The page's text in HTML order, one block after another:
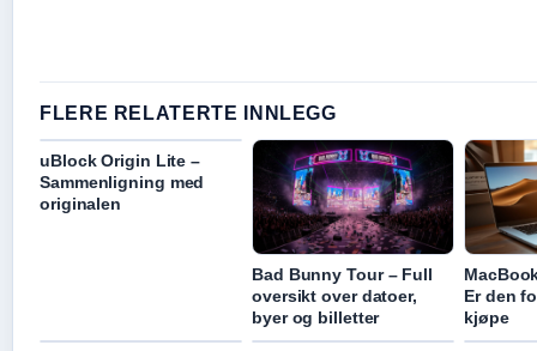
FLERE RELATERTE INNLEGG
uBlock Origin Lite –
Sammenligning med
originalen
Bad Bunny Tour – Full
oversikt over datoer,
byer og billetter
Er den
kjøpe